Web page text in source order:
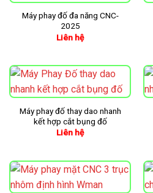
Máy phay đố đa năng CNC-
2025
Liên hệ
Máy phay đố thay dao nhanh
kết hợp cắt bụng đố
Liên hệ